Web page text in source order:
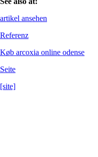
artikel ansehen
Referenz
Køb arcoxia online odense
Seite
[site]